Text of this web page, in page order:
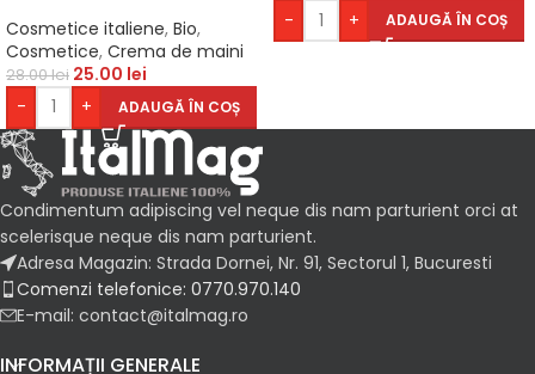
Cosmetice italiene, Bio,
Cosmetice, Crema de maini
28.00lei 25.00 lei
-
+ ADAUGĂ ÎN COȘ
-
+ ADAUGĂ ÎN COȘ
Condimentum adipiscing vel neque dis nam parturient orci at
scelerisque neque dis nam parturient.
Adresa Magazin: Strada Dornei, Nr. 91, Sectorul 1, Bucuresti
Comenzi telefonice: 0770.970.140
E-mail: contact@italmag.ro
INFORMAȚII GENERALE